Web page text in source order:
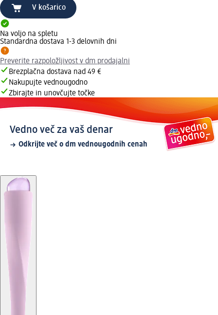
V košarico
Na voljo na spletu
Standardna dostava 1-3 delovnih dni
Preverite razpoložljivost v dm prodajalni
Brezplačna dostava nad 49 €
Nakupujte vednougodno
Zbirajte in unovčujte točke
Vedno več za vaš denar
Odkrijte več o dm vednougodnih cenah